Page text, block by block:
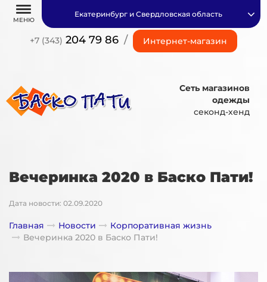
МЕНЮ
+7 (343) 204 79 86 / Интернет-магазин
Екатеринбург и Свердловская область
Сеть магазинов
одежды
секонд-хенд
Вечеринка 2020 в Баско Пати!
Дата новости: 02.09.2020
Главная Новости
Корпоративная жизнь
Вечеринка 2020 в Баско Пати!